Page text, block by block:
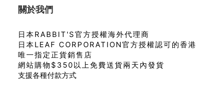
關於我們
日本RABBIT'S官方授權海外代理商
日本LEAF CORPORATION官方授權認可的香港
唯一指定正貨銷售店
網站購物$350以上免費送貨兩天內發貨
支援各種付款方式